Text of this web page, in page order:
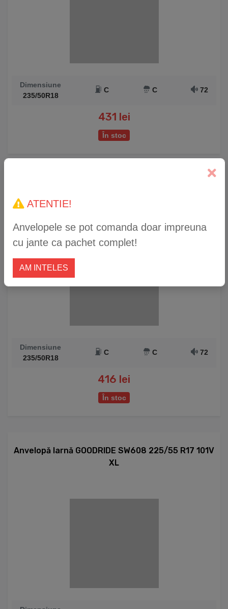
Dimensiune
235/50R18
C C 72
431 lei
În stoc
Dimensiune
235/50R18
C C 72
416 lei
În stoc
Anvelopă Iarnă GOODRIDE SW608 225/55 R17 101V
XL
ATENTIE!
Anvelopele se pot comanda doar impreuna
cu jante ca pachet complet!
AM INTELES